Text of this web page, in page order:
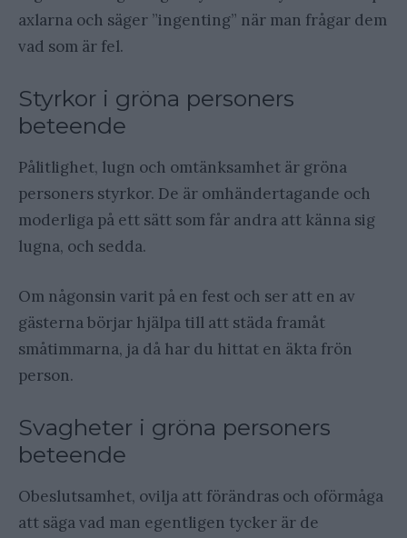
axlarna och säger ”ingenting” när man frågar dem
vad som är fel.
Styrkor i gröna personers
beteende
Pålitlighet, lugn och omtänksamhet är gröna
personers styrkor. De är omhändertagande och
moderliga på ett sätt som får andra att känna sig
lugna, och sedda.
Om någonsin varit på en fest och ser att en av
gästerna börjar hjälpa till att städa framåt
småtimmarna, ja då har du hittat en äkta frön
person.
Svagheter i gröna personers
beteende
Obeslutsamhet, ovilja att förändras och oförmåga
att säga vad man egentligen tycker är de